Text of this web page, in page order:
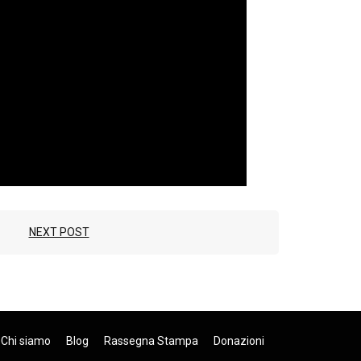
NEXT POST
Chi siamo Blog Rassegna Stampa Donazioni